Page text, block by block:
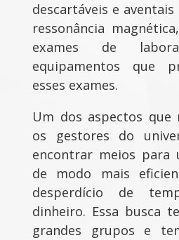
descartáveis e
ressonância
exames de
equipamentos que
esses exames.
Um dos aspectos que
os gestores do
encontrar meios para
de modo mais
desperdício de
dinheiro. Essa busca
grandes grupos e